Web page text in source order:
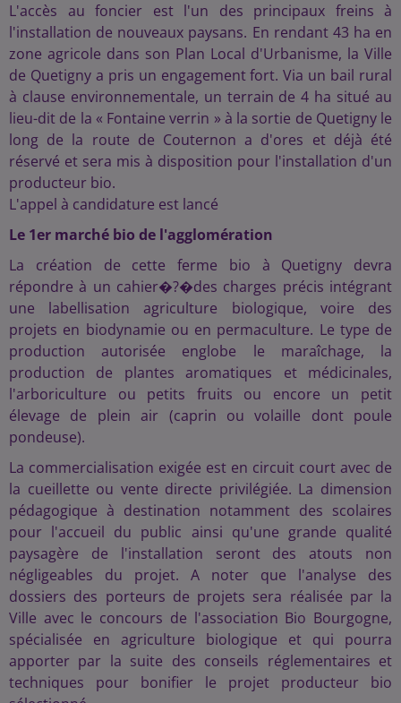
L'accès au foncier est l'un des principaux freins à
l'installation de nouveaux paysans. En rendant 43 ha en
zone agricole dans son Plan Local d'Urbanisme, la Ville
de Quetigny a pris un engagement fort. Via un bail rural
à clause environnementale, un terrain de 4 ha situé au
lieu-dit de la « Fontaine verrin » à la sortie de Quetigny le
long de la route de Couternon a d'ores et déjà été
réservé et sera mis à disposition pour l'installation d'un
producteur bio.
L'appel à candidature est lancé
Le 1er marché bio de l'agglomération
La création de cette ferme bio à Quetigny devra
répondre à un cahier�?�des charges précis intégrant
une labellisation agriculture biologique, voire des
projets en biodynamie ou en permaculture. Le type de
production autorisée englobe le maraîchage, la
production de plantes aromatiques et médicinales,
l'arboriculture ou petits fruits ou encore un petit
élevage de plein air (caprin ou volaille dont poule
pondeuse).
La commercialisation exigée est en circuit court avec de
la cueillette ou vente directe privilégiée. La dimension
pédagogique à destination notamment des scolaires
pour l'accueil du public ainsi qu'une grande qualité
paysagère de l'installation seront des atouts non
négligeables du projet. A noter que l'analyse des
dossiers des porteurs de projets sera réalisée par la
Ville avec le concours de l'association Bio Bourgogne,
spécialisée en agriculture biologique et qui pourra
apporter par la suite des conseils réglementaires et
techniques pour bonifier le projet producteur bio